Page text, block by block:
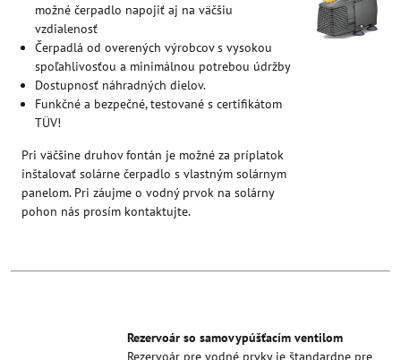
možné čerpadlo napojiť aj na väčšiu
vzdialenosť
Čerpadlá od overených výrobcov s vysokou
spoľahlivosťou a minimálnou potrebou údržby
Dostupnosť náhradných dielov.
Funkčné a bezpečné, testované s certifikátom
TÜV!
Pri väčšine druhov fontán je možné za príplatok
inštalovať solárne čerpadlo s vlastným solárnym
panelom. Pri záujme o vodný prvok na solárny
pohon nás prosím kontaktujte.
Rezervoár so samovypúšťacím ventilom
Rezervoár pre vodné prvky je štandardne pre